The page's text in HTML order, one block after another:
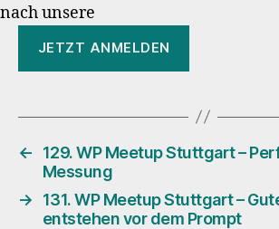
nach unsere
JETZT ANMELDEN
←
129. WP Meetup Stuttgart –
Messung
→
131. WP Meetup Stuttgart –
entstehen vor dem Prompt